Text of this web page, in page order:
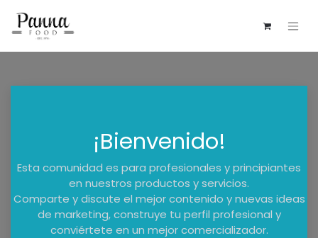
¡Bienvenido!
Esta comunidad es para profesionales y principiantes
en nuestros productos y servicios.
Comparte y discute el mejor contenido y nuevas ideas
de marketing, construye tu perfil profesional y
conviértete en un mejor comercializador.